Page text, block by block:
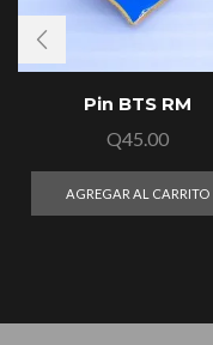
Pin BTS RM
Q45.00
AGREGAR AL CARRITO